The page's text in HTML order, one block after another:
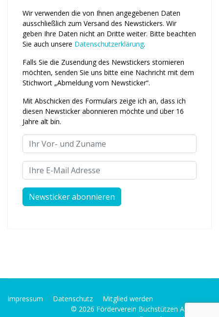
Wir verwenden die von Ihnen an­ge­ge­benen Daten
ausschließlich zum Ver­sand des Newstickers. Wir
geben Ihre Daten nicht an Dritte weiter. Bitte beachten
Sie auch unsere Daten­schutz­erklärung.
Falls Sie die Zusendung des News­tickers stornieren
möchten, senden Sie uns bitte eine Nachricht mit dem
Stichwort „Abmeldung vom News­ticker“.
Mit Abschicken des Formulars zeige ich an, dass ich
diesen Newsticker abonnieren möchte und über 16
Jahre alt bin.
Ihr Vor- und Zuname
Ihre E-Mail Adresse
Impressum Datenschutz
Mitglied werden
© 2026 Förderverein Buchstützen Alfter e. V.